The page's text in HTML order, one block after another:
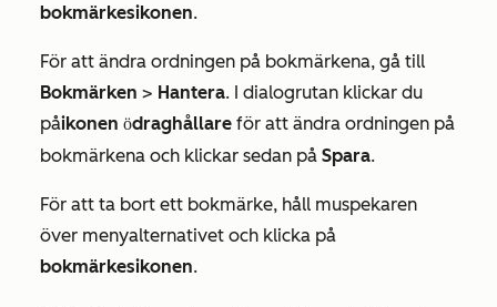
bokmärkesikonen.
För att ändra ordningen på bokmärkena, gå till
Bokmärken > Hantera. I dialogrutan klickar du
påikonen fördraghållare för att ändra ordningen på
bokmärkena och klickar sedan på Spara.
För att ta bort ett bokmärke, håll muspekaren
över menyalternativet och klicka på
bokmärkesikonen.